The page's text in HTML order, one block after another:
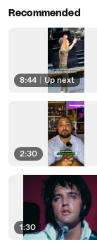
Recommended
8:44 Up next
2:30
1:30